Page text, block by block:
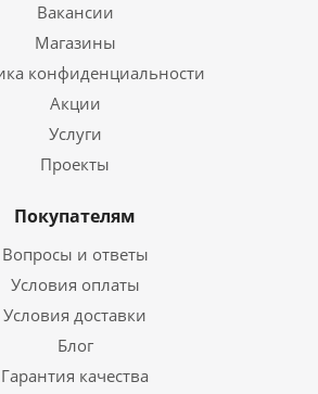
Вакансии
Магазины
конфиденциальности
Акции
Услуги
Проекты
Покупателям
Вопросы и ответы
Условия оплаты
Условия доставки
Блог
Гарантия качества